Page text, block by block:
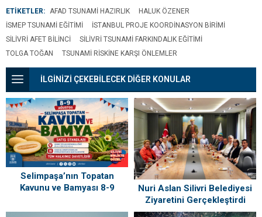
ETİKETLER: AFAD TSUNAMI HAZIRLIK
HALUK ÖZENER
İSMEP TSUNAMI EĞITIMI
İSTANBUL PROJE KOORDINASYON BIRIMI
SILIVRI AFET BILINCI
SILIVRI TSUNAMI FARKINDALIK EĞITIMI
TOLGA TOĞAN
TSUNAMI RISKINE KARŞI ÖNLEMLER
İLGİNİZİ ÇEKEBİLECEK DİĞER KONULAR
Selimpaşa’nın Topatan
Kavunu ve Bamyası 8-9
Buluşuyor
Nuri Aslan Silivri Belediyesi
Ziyaretini Gerçekleştirdi